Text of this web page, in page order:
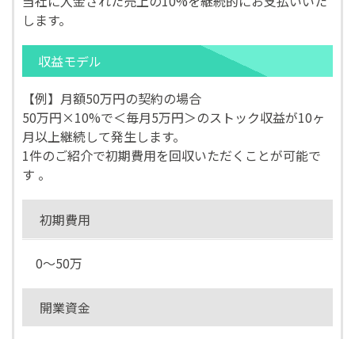
します。
収益モデル
【例】月額50万円の契約の場合
50万円×10%で＜毎月5万円＞のストック収益が10ヶ
月以上継続して発生します。
1件のご紹介で初期費用を回収いただくことが可能で
す 。
初期費用
0～50万
開業資金